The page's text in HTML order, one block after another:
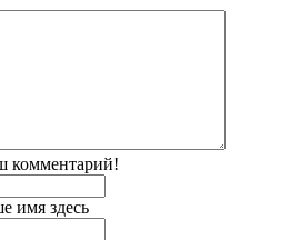
комментарий!
имя здесь